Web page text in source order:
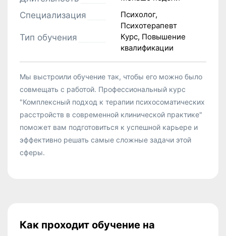
Специализация
Психолог,
Психотерапевт
Тип обучения
Курс, Повышение
квалификации
Мы выстроили обучение так, чтобы его можно было
совмещать с работой. Профессиональный курс
"Комплексный подход к терапии психосоматических
расстройств в современной клинической практике"
поможет вам подготовиться к успешной карьере и
эффективно решать самые сложные задачи этой
сферы.
Как проходит обучение на